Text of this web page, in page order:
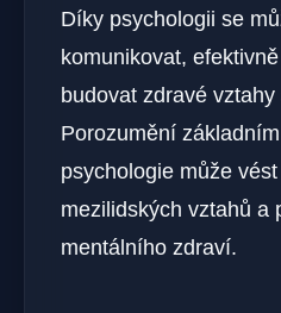
Díky psychologii se
komunikovat,
budovat zdravé
Porozumění
psychologie může
mezilidských vztahů a
mentálního zdraví.